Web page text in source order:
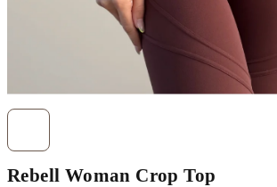
Rebell Woman Crop Top